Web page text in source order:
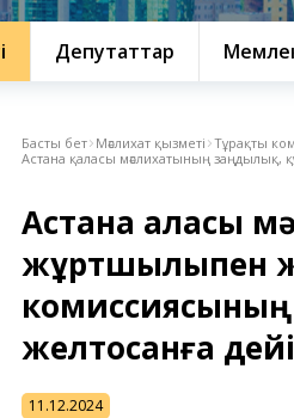
Депутаттар
Басты бет Мәслихат қызметі Тұрақты
Астана қаласы мәслихатының заңдылық,
Астана қаласы
жұртшылықпен
желтоқсанға
11.12.2024